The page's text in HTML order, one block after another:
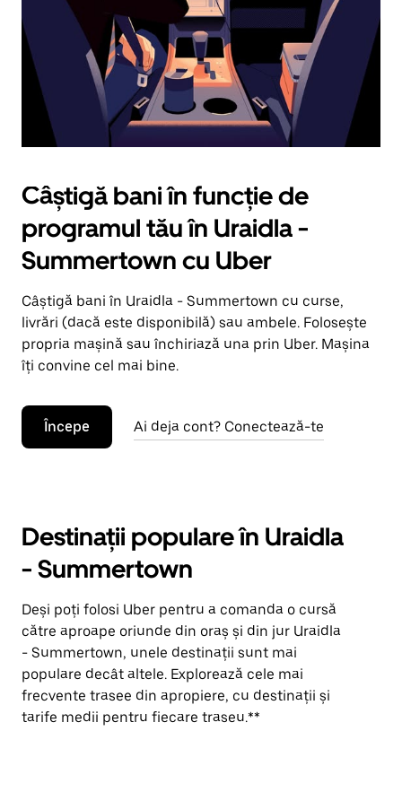
apăsând
pe
butonul
Escape.
Câștigă bani în funcție de
programul tău în Uraidla -
Summertown cu Uber
Câștigă bani în Uraidla - Summertown cu curse,
livrări (dacă este disponibilă) sau ambele. Folosește
propria mașină sau închiriază una prin Uber. Mașina
îți convine cel mai bine.
Începe Ai deja cont? Conectează-te
Destinații populare în Uraidla
- Summertown
Deși poți folosi Uber pentru a comanda o cursă
către aproape oriunde din oraș și din jur Uraidla
- Summertown, unele destinații sunt mai
populare decât altele. Explorează cele mai
frecvente trasee din apropiere, cu destinații și
tarife medii pentru fiecare traseu.**